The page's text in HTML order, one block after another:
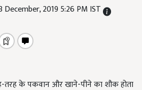
December, 2019 5:26 PM IST
तरह के पकवान और खाने-पीने का शौक होता